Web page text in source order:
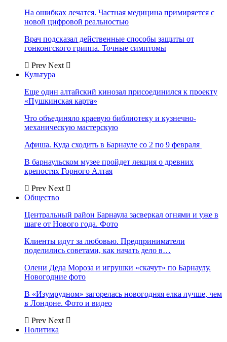
На ошибках лечатся. Частная медицина примиряется с
новой цифровой реальностью
Врач подсказал действенные способы защиты от
гонконгского гриппа. Точные симптомы
Prev Next
Культура
Еще один алтайский кинозал присоединился к проекту
«Пушкинская карта»
Что объединяло краевую библиотеку и кузнечно-
механическую мастерскую
Афиша. Куда сходить в Барнауле со 2 по 9 февраля
В барнаульском музее пройдет лекция о древних
крепостях Горного Алтая
Prev Next
Общество
Центральный район Барнаула засверкал огнями и уже в
шаге от Нового года. Фото
Клиенты идут за любовью. Предприниматели
поделились советами, как начать дело в…
Олени Деда Мороза и игрушки «скачут» по Барнаулу.
Новогодние фото
В «Изумрудном» загорелась новогодняя елка лучше, чем
в Лондоне. Фото и видео
Prev Next
Политика